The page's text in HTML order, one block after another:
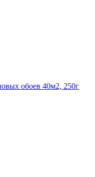
обоев 40м2, 250г